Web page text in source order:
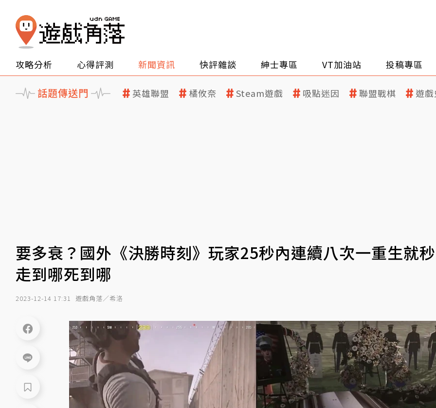
攻略分析 心得評測 新聞資訊 快評雜談 紳士專區 VT加油站 投稿專區
話題傳送門 英雄聯盟 橘攸奈 Steam遊戲 吸點迷因 聯盟戰棋 遊
要多衰？國外《決勝時刻》玩家25秒內連續八次一重生就
走到哪死到哪
2023-12-14 17:31 遊戲角落／希洛